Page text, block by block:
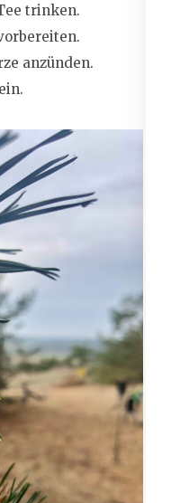
trinken.
anzünden.